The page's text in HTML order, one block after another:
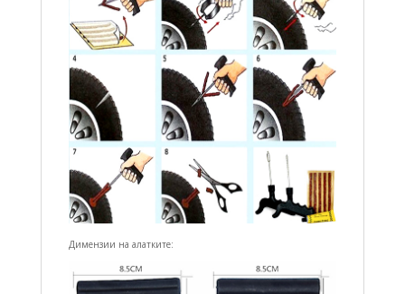
Димензии на алатките: